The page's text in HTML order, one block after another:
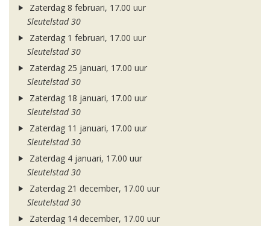
Zaterdag 8 februari, 17.00 uur
Sleutelstad 30
Zaterdag 1 februari, 17.00 uur
Sleutelstad 30
Zaterdag 25 januari, 17.00 uur
Sleutelstad 30
Zaterdag 18 januari, 17.00 uur
Sleutelstad 30
Zaterdag 11 januari, 17.00 uur
Sleutelstad 30
Zaterdag 4 januari, 17.00 uur
Sleutelstad 30
Zaterdag 21 december, 17.00 uur
Sleutelstad 30
Zaterdag 14 december, 17.00 uur